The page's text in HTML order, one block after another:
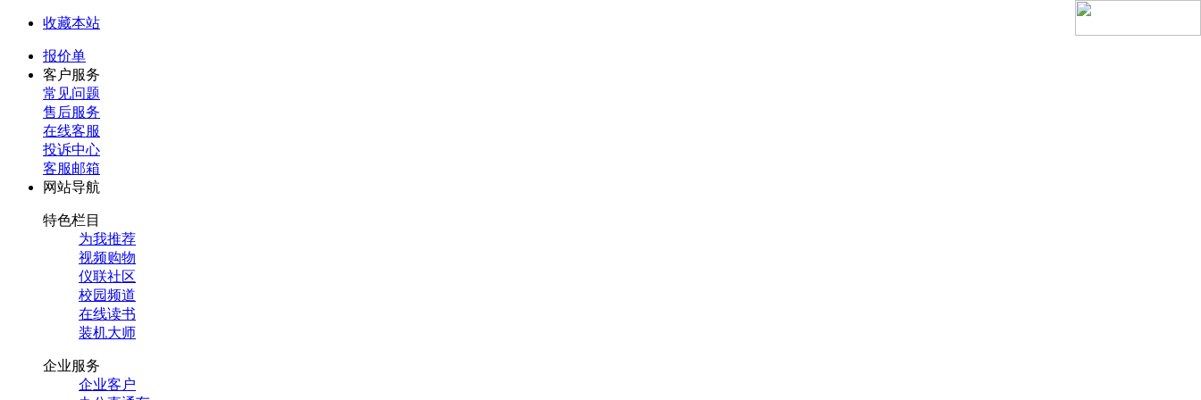
收藏本站
报价单
客户服务
常见问题
售后服务
在线客服
投诉中心
客服邮箱
网站导航
特色栏目
为我推荐
视频购物
仪联社区
校园频道
在线读书
装机大师
企业服务
企业客户